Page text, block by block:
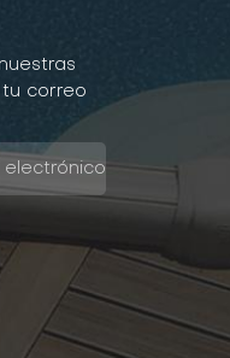
tu correo